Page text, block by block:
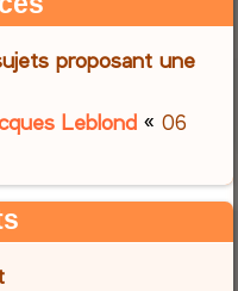
h
proposant une
Leblond «06